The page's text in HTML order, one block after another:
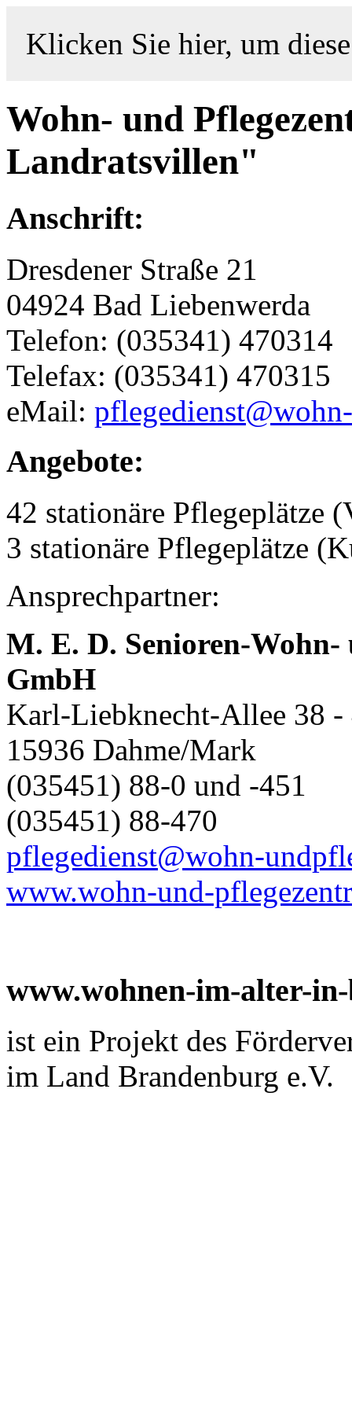
Klicken Sie hier, um
Wohn- und
Landratsvillen"
Anschrift:
Dresdener Straße 21
04924 Bad Liebenwerda
Telefon: (035341) 470314
Telefax: (035341) 470315
eMail:
Angebote:
42 stationäre Pflegeplätze
3 stationäre Pflegeplätze
Ansprechpartner:
M. E. D. Senioren-
GmbH
Karl-Liebknecht-Allee 38 -
15936 Dahme/Mark
(035451) 88-0 und -451
(035451) 88-470
pflegedienst@wohn-
www.wohn-und-
www.wohnen-im-alter-
ist ein Projekt des
im Land Brandenburg e.V.